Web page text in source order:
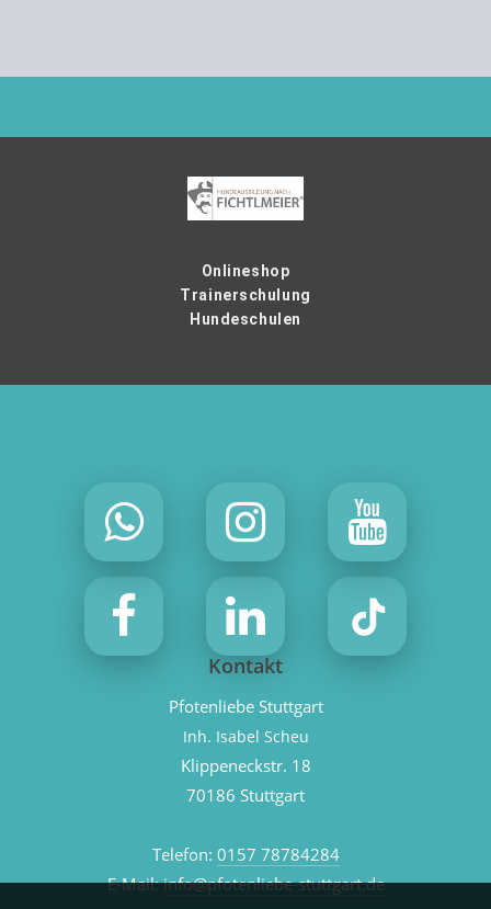
Onlineshop
Trainerschulung
Hundeschulen
Kontakt
Pfotenliebe Stuttgart
Inh. Isabel Scheu
Klippeneckstr. 18
70186 Stuttgart
Telefon: 0157 78784284
E-Mail:info@pfotenliebe-stuttgart.de